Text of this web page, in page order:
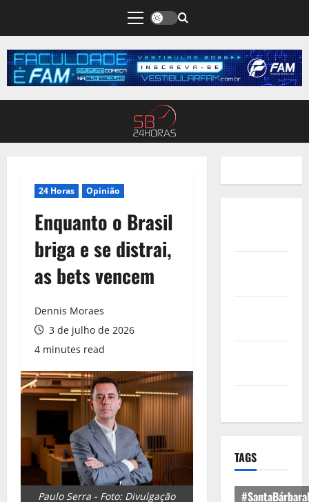
24 Horas Opinião
Enquanto o Brasil
briga e se distrai,
as bets vencem
Dennis Moraes
3 de julho de 2026
4 minutes read
Paulo Serra - Foto: Divulgação
TAGS